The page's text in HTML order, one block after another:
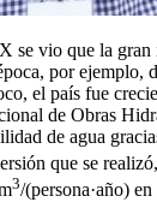
vio que la gran
por ejemplo,
el país fue
de Obras
de agua
que se
3/(persona·año)